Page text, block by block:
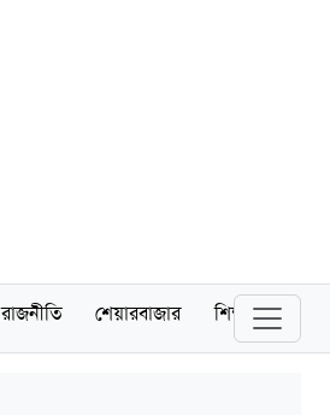
রাজনীতি শেয়ারবাজার শিক্ষা